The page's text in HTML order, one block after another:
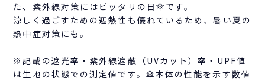
た、紫外線対策にはピッタリの日傘です。
涼しく過ごすための遮熱性も優れているため、暑い夏の
熱中症対策にも。
※記載の遮光率・紫外線遮蔽（UVカット）率・UPF値
は生地の状態での測定値です。傘本体の性能を示す数値